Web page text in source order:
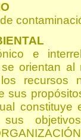
e
orientan al
recursos
sus